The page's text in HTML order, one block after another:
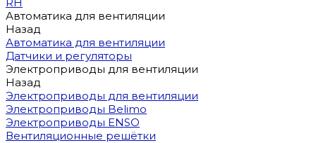
Автоматика для вентиляции
Назад
Автоматика для вентиляции
Датчики и регуляторы
Электроприводы для вентиляции
Назад
Электроприводы для вентиляции
Электроприводы Belimo
Электроприводы ENSO
Вентиляционные решётки